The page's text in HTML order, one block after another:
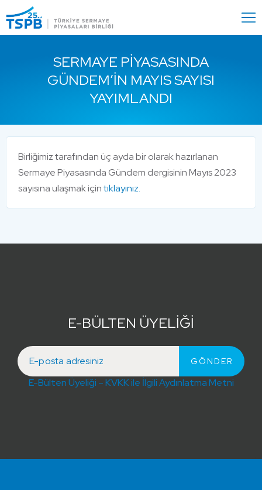
Close
SERMAYE PIYASASINDA
GÜNDEM’IN MAYIS SAYISI
YAYIMLANDI
Birliğimiz tarafından üç ayda bir olarak hazırlanan
Sermaye Piyasasında Gündem dergisinin Mayıs 2023
sayısına ulaşmak içintıklayınız.
E-BÜLTEN ÜYELİĞİ
E-Bülten Üyeliği – KVKK ile İlgili Aydınlatma Metni